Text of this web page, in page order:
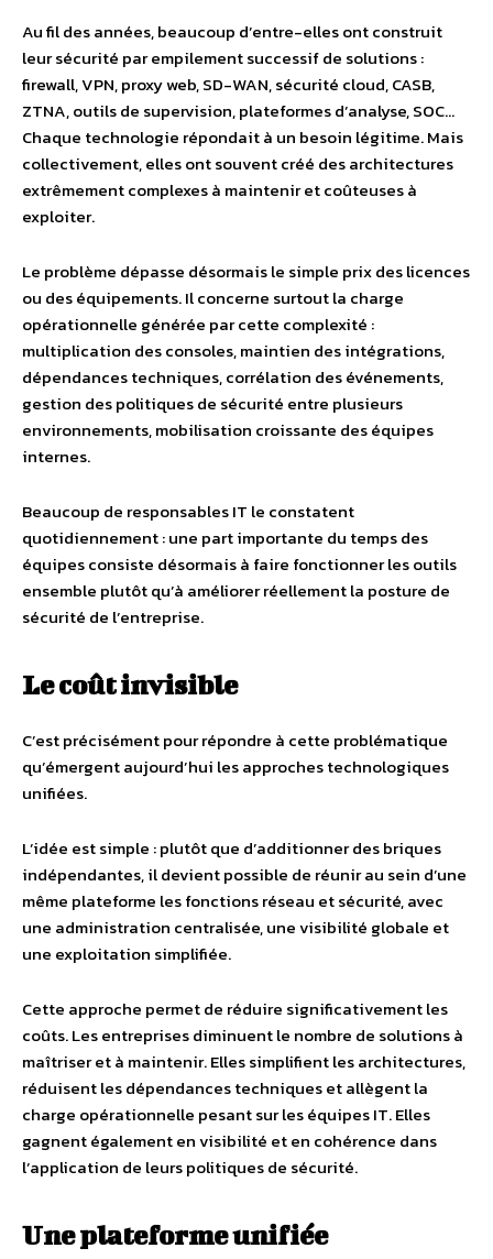
Au fil des années, beaucoup d’entre-elles ont construit
leur sécurité par empilement successif de solutions :
firewall, VPN, proxy web, SD-WAN, sécurité cloud, CASB,
ZTNA, outils de supervision, plateformes d’analyse, SOC…
Chaque technologie répondait à un besoin légitime. Mais
collectivement, elles ont souvent créé des architectures
extrêmement complexes à maintenir et coûteuses à
exploiter.
Le problème dépasse désormais le simple prix des licences
ou des équipements. Il concerne surtout la charge
opérationnelle générée par cette complexité :
multiplication des consoles, maintien des intégrations,
dépendances techniques, corrélation des événements,
gestion des politiques de sécurité entre plusieurs
environnements, mobilisation croissante des équipes
internes.
Beaucoup de responsables IT le constatent
quotidiennement : une part importante du temps des
équipes consiste désormais à faire fonctionner les outils
ensemble plutôt qu’à améliorer réellement la posture de
sécurité de l’entreprise.
Le coût invisible
C’est précisément pour répondre à cette problématique
qu’émergent aujourd’hui les approches technologiques
unifiées.
L’idée est simple : plutôt que d’additionner des briques
indépendantes, il devient possible de réunir au sein d’une
même plateforme les fonctions réseau et sécurité, avec
une administration centralisée, une visibilité globale et
une exploitation simplifiée.
Cette approche permet de réduire significativement les
coûts. Les entreprises diminuent le nombre de solutions à
maîtriser et à maintenir. Elles simplifient les architectures,
réduisent les dépendances techniques et allègent la
charge opérationnelle pesant sur les équipes IT. Elles
gagnent également en visibilité et en cohérence dans
l’application de leurs politiques de sécurité.
Une plateforme unifiée